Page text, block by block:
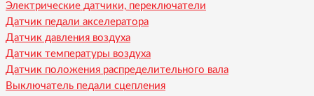
Электрические датчики, переключатели
Датчик педали акселератора
Датчик давления воздуха
Датчик температуры воздуха
Датчик положения распределительного вала
Выключатель педали сцепления